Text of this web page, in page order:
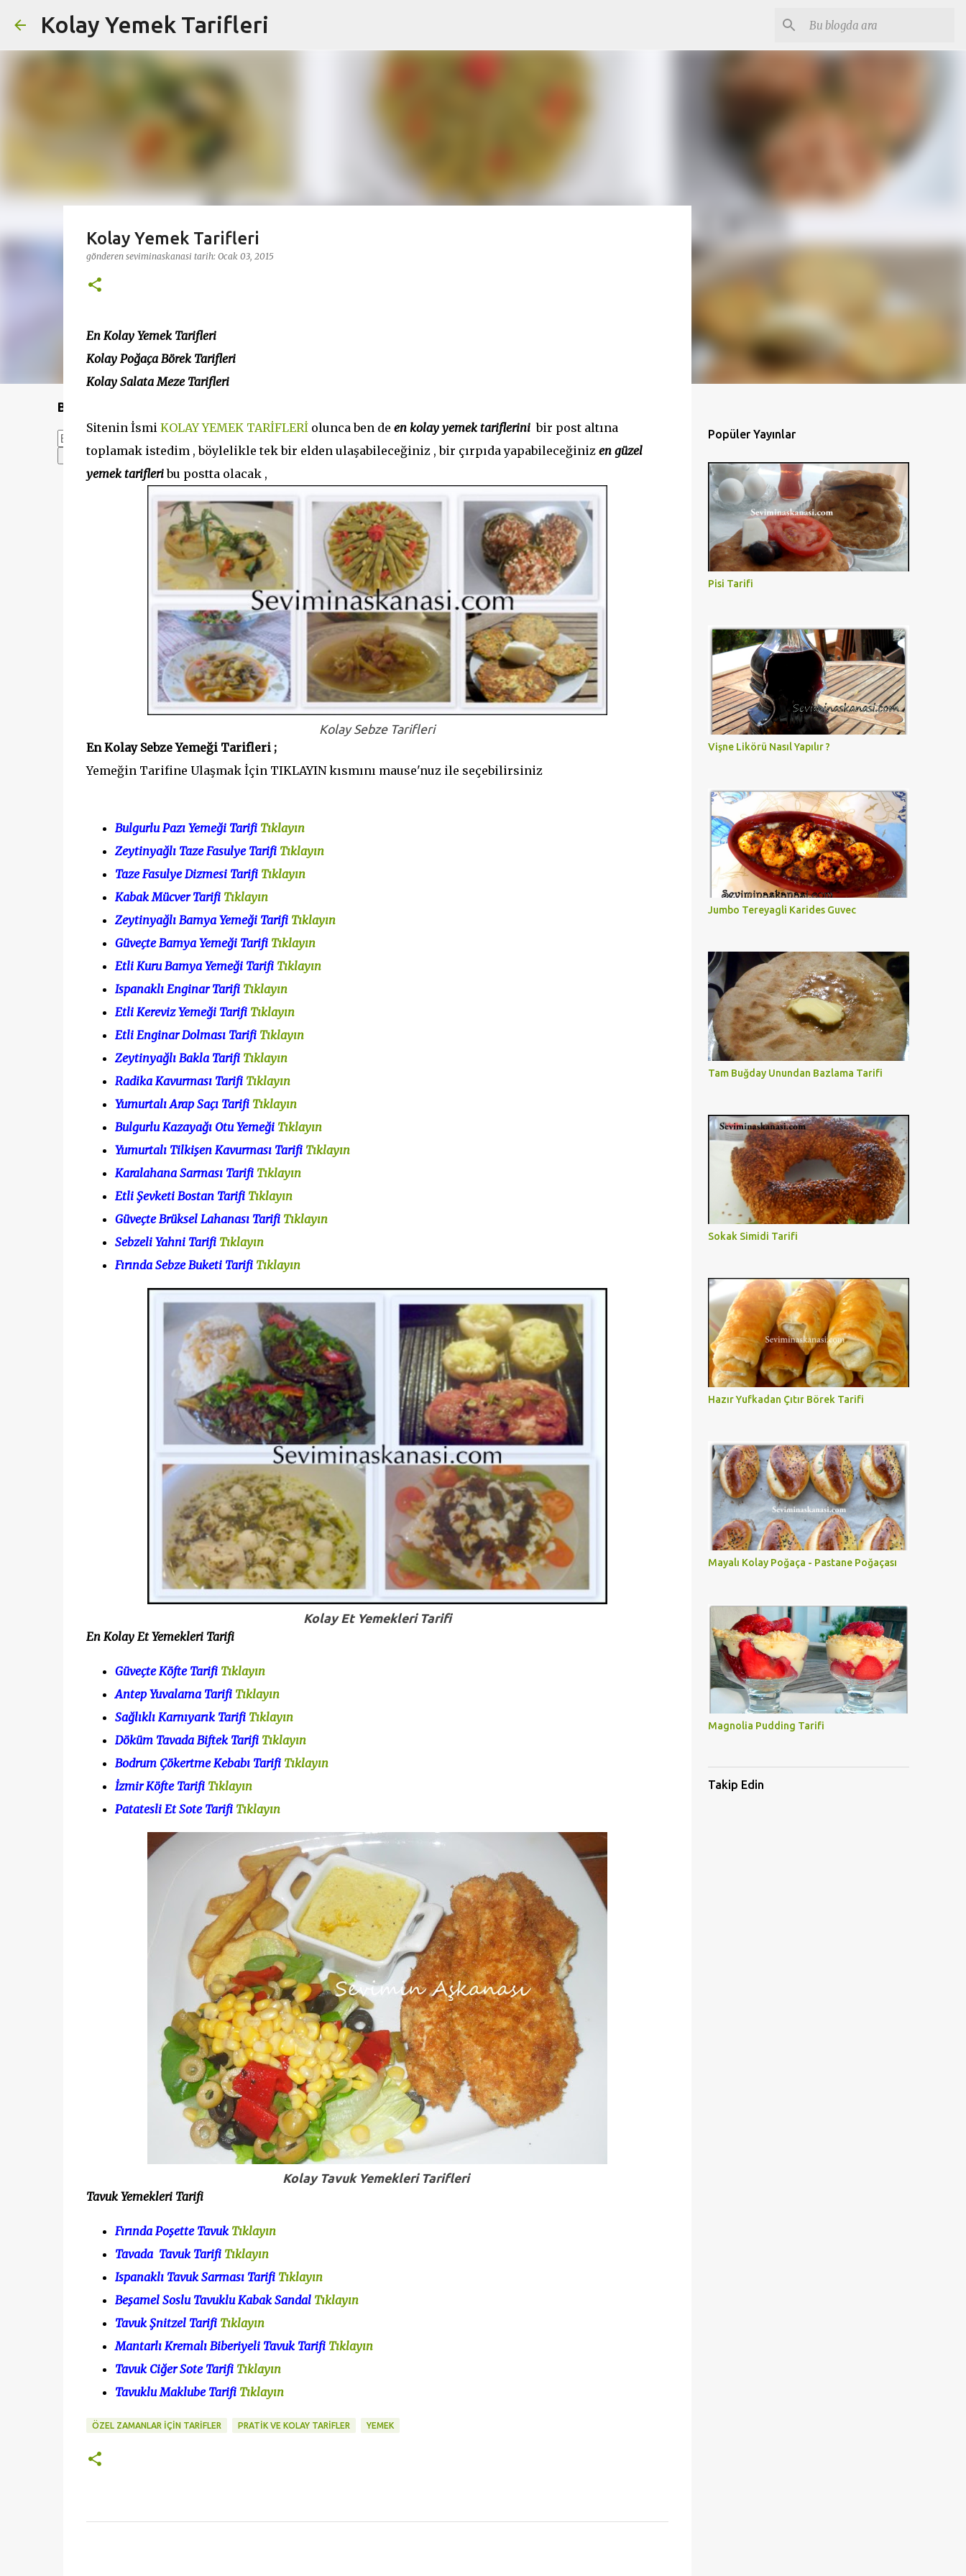
Kolay Yemek Tarifleri
Bu Blogda Ara
Kolay Yemek Tarifleri
gönderen seviminaskanasi tarih: Ocak 03, 2015
En Kolay Yemek Tarifleri
Kolay Poğaça Börek Tarifleri
Kolay Salata Meze Tarifleri
Sitenin İsmi KOLAY YEMEK TARİFLERİ olunca ben de en kolay yemek tariflerini bir post altına
toplamak istedim , böylelikle tek bir elden ulaşabileceğiniz , bir çırpıda yapabileceğiniz en güzel
yemek tarifleribu postta olacak ,
Kolay Sebze Tarifleri
En Kolay Sebze Yemeği Tarifleri ;
Yemeğin Tarifine Ulaşmak İçin TIKLAYIN kısmını mause'nuz ile seçebilirsiniz
Bulgurlu Pazı Yemeği Tarifi Tıklayın
Zeytinyağlı Taze Fasulye Tarifi Tıklayın
Taze Fasulye Dizmesi Tarifi Tıklayın
Kabak Mücver Tarifi Tıklayın
Zeytinyağlı Bamya Yemeği Tarifi Tıklayın
Güveçte Bamya Yemeği Tarifi Tıklayın
Etli Kuru Bamya Yemeği Tarifi Tıklayın
Ispanaklı Enginar Tarifi Tıklayın
Etli Kereviz Yemeği Tarifi Tıklayın
Etli Enginar Dolması Tarifi Tıklayın
Zeytinyağlı Bakla Tarifi Tıklayın
Radika Kavurması Tarifi Tıklayın
Yumurtalı Arap Saçı Tarifi Tıklayın
Bulgurlu Kazayağı Otu Yemeği Tıklayın
Yumurtalı Tilkişen Kavurması Tarifi Tıklayın
Karalahana Sarması Tarifi Tıklayın
Etli Şevketi Bostan Tarifi Tıklayın
Güveçte Brüksel Lahanası Tarifi Tıklayın
Sebzeli Yahni Tarifi Tıklayın
Fırında Sebze Buketi Tarifi Tıklayın
Kolay Et Yemekleri Tarifi
En Kolay Et Yemekleri Tarifi
Güveçte Köfte Tarifi Tıklayın
Antep Yuvalama Tarifi Tıklayın
Sağlıklı Karnıyarık Tarifi Tıklayın
Döküm Tavada Biftek TarifiTıklayın
Bodrum Çökertme Kebabı Tarifi Tıklayın
İzmir Köfte Tarifi Tıklayın
Patatesli Et Sote Tarifi Tıklayın
Kolay Tavuk Yemekleri Tarifleri
Tavuk Yemekleri Tarifi
Fırında Poşette Tavuk Tıklayın
Tavada Tavuk Tarifi Tıklayın
Ispanaklı Tavuk Sarması Tarifi Tıklayın
Beşamel Soslu Tavuklu Kabak Sandal Tıklayın
Tavuk Şnitzel Tarifi Tıklayın
Mantarlı Kremalı Biberiyeli Tavuk Tarifi Tıklayın
Tavuk Ciğer Sote Tarifi Tıklayın
Tavuklu Maklube Tarifi Tıklayın
ÖZEL ZAMANLAR İÇİN TARİFLER PRATİK VE KOLAY TARİFLER YEMEK
Popüler Yayınlar
Pisi Tarifi
Vişne Likörü Nasıl Yapılır ?
Jumbo Tereyagli Karides Guvec
Tam Buğday Unundan Bazlama Tarifi
Sokak Simidi Tarifi
Hazır Yufkadan Çıtır Börek Tarifi
Mayalı Kolay Poğaça - Pastane Poğaçası
Magnolia Pudding Tarifi
Takip Edin